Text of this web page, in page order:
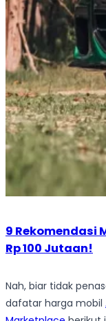
9 Rekomendasi
Rp 100 Jutaan!
Nah, biar tidak
dafatar harga mobil